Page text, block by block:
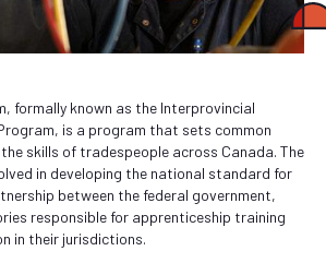
formally known as the Interprovincial
is a program that sets common
skills of tradespeople across Canada. The
in developing the national standard for
between the federal government,
responsible for apprenticeship training
in their jurisdictions.